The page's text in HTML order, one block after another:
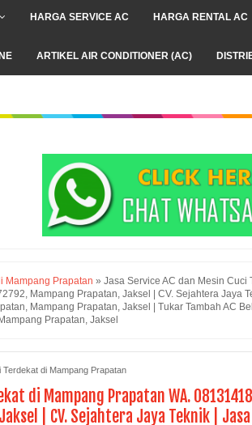
HARGA SERVICE AC HARGA RENTAL AC
ARTIKEL AIR CONDITIONER (AC)
Mampang Prapatan » Jasa Service AC dan Mesin Cuci
Mampang Prapatan, Jaksel | CV. Sejahtera Jaya
Mampang Prapatan, Jaksel | Tukar Tambah AC
Prapatan, Jaksel
di Mampang Prapatan
di Mampang Prapatan WA.
| CV. Sejahtera Jaya Teknik | Jasa